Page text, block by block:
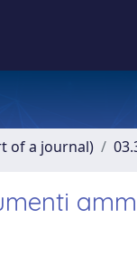
of a journal)